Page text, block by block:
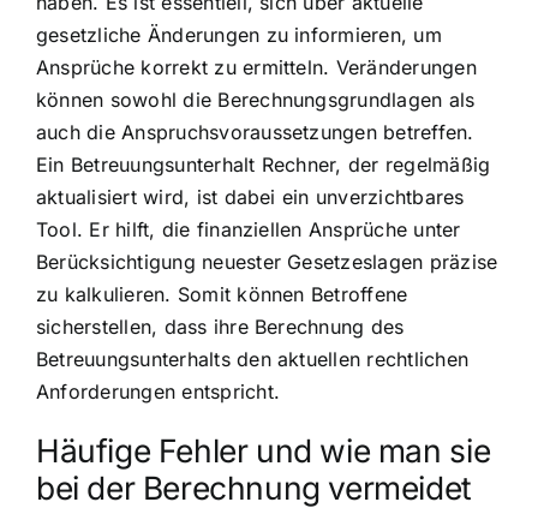
gesetzliche Änderungen zu informieren, um
Ansprüche korrekt zu ermitteln. Veränderungen
können sowohl die Berechnungsgrundlagen als
auch die Anspruchsvoraussetzungen betreffen.
Ein Betreuungsunterhalt Rechner, der regelmäßig
aktualisiert wird, ist dabei ein unverzichtbares
Tool. Er hilft, die finanziellen Ansprüche unter
Berücksichtigung neuester Gesetzeslagen präzise
zu kalkulieren. Somit können Betroffene
sicherstellen, dass ihre Berechnung des
Betreuungsunterhalts den aktuellen rechtlichen
Anforderungen entspricht.
Häufige Fehler und wie man sie
bei der Berechnung vermeidet